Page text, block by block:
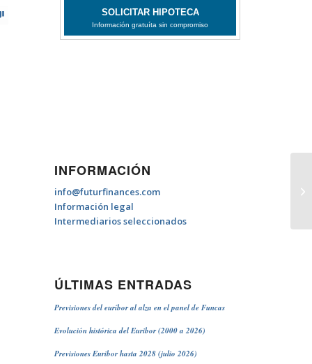
INFORMACIÓN
info@futurfinances.com
Información legal
Intermediarios seleccionados
ÚLTIMAS ENTRADAS
Previsiones del euríbor al alza en el panel de Funcas
Evolución histórica del Euribor (2000 a 2026)
Previsiones Euribor hasta 2028 (julio 2026)